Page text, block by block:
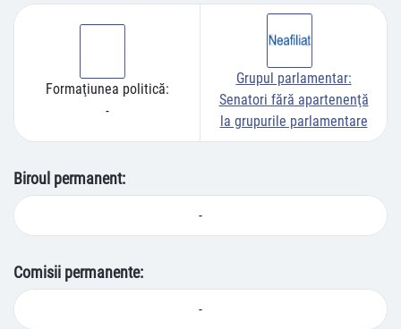
Formaţiunea politică:
-
Grupul parlamentar:
Senatori fără apartenenţă
la grupurile parlamentare
Biroul permanent:
-
Comisii permanente:
-